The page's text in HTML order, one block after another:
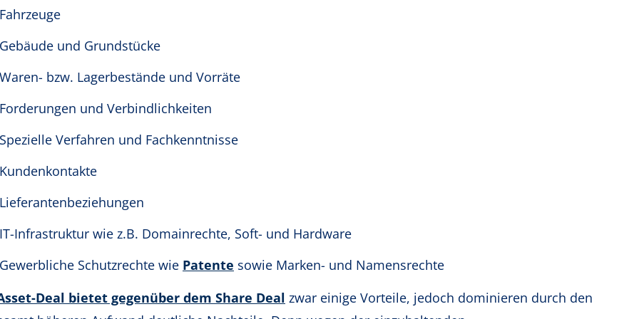
Fahrzeuge
Gebäude und Grundstücke
Waren- bzw. Lagerbestände und Vorräte
Forderungen und Verbindlichkeiten
Spezielle Verfahren und Fachkenntnisse
Kundenkontakte
Lieferantenbeziehungen
IT-Infrastruktur wie z.B. Domainrechte, Soft- und Hardware
Gewerbliche Schutzrechte wie Patente sowie Marken- und Namensrechte
Deal bietet gegenüber dem Share Deal zwar einige Vorteile, jedoch dominieren durch den